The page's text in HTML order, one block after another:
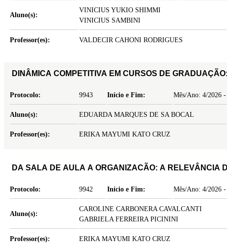
Aluno(s):
VINICIUS YUKIO SHIMMI
VINICIUS SAMBINI
Professor(es): VALDECIR CAHONI RODRIGUES
DINÂMICA COMPETITIVA EM CURSOS DE
Protocolo: 9943 Início e Fim: Mês/Ano: 4/2026
Aluno(s): EDUARDA MARQUES DE SA BOCAL
Professor(es): ERIKA MAYUMI KATO CRUZ
DA SALA DE AULA A ORGANIZACÃO: A
Protocolo: 9942 Início e Fim: Mês/Ano: 4/2026
Aluno(s):
CAROLINE CARBONERA CAVALCANTI
GABRIELA FERREIRA PICININI
Professor(es): ERIKA MAYUMI KATO CRUZ